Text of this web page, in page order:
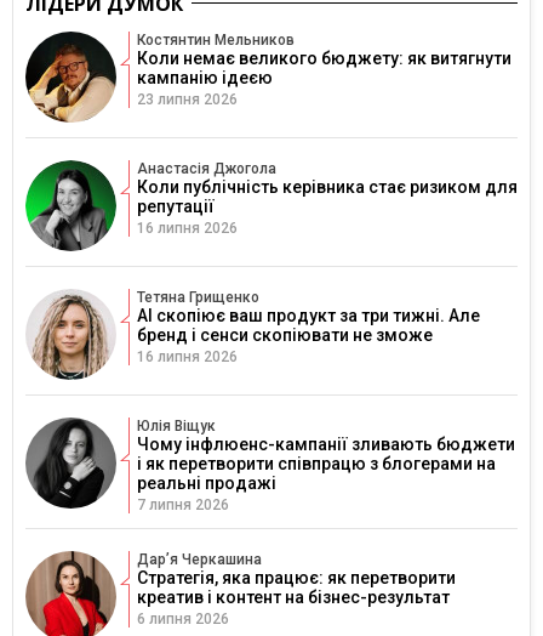
Костянтин Мельников
Коли немає великого бюджету: як витягнути
кампанію ідеєю
23 липня 2026
Анастасія Джогола
Коли публічність керівника стає ризиком для
репутації
16 липня 2026
Тетяна Грищенко
AI скопіює ваш продукт за три тижні. Але
бренд і сенси скопіювати не зможе
16 липня 2026
Юлія Віщук
Чому інфлюенс-кампанії зливають бюджети
і як перетворити співпрацю з блогерами на
реальні продажі
7 липня 2026
Дарʼя Черкашина
Стратегія, яка працює: як перетворити
креатив і контент на бізнес-результат
6 липня 2026